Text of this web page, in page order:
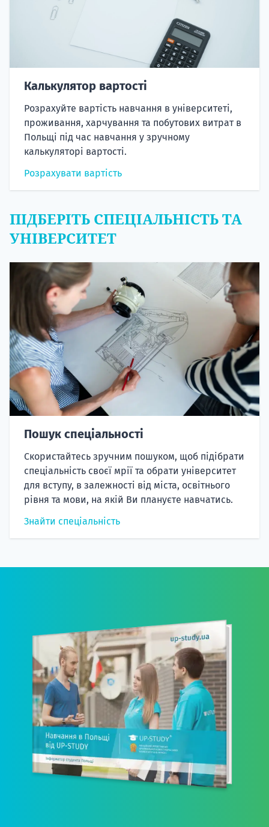
Калькулятор вартості
Розрахуйте вартість навчання в університеті,
проживання, харчування та побутових витрат в
Польщі під час навчання у зручному
калькуляторі вартості.
Розрахувати вартість
ПІДБЕРІТЬ СПЕЦІАЛЬНІСТЬ ТА
УНІВЕРСИТЕТ
Пошук спеціальності
Скористайтесь зручним пошуком, щоб підібрати
спеціальність своєї мрії та обрати університет
для вступу, в залежності від міста, освітнього
рівня та мови, на якій Ви плануєте навчатись.
Знайти спеціальність